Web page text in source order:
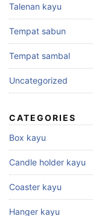
Talenan kayu
Tempat sabun
Tempat sambal
Uncategorized
CATEGORIES
Box kayu
Candle holder kayu
Coaster kayu
Hanger kayu